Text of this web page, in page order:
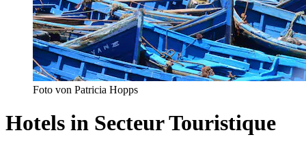
Foto von Patricia Hopps
Hotels in Secteur Touristique